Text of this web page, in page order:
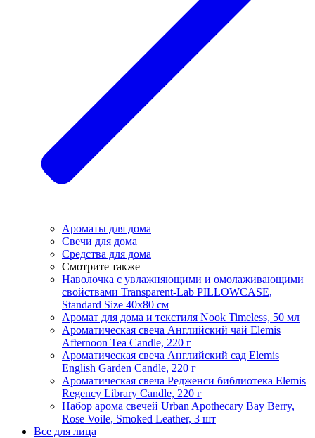
Ароматы для дома
Свечи для дома
Средства для дома
Смотрите также
Наволочка с увлажняющими и омолаживающими
свойствами Transparent-Lab PILLOWCASE,
Standard Size 40x80 см
Аромат для дома и текстиля Nook Timeless, 50 мл
Ароматическая свеча Английский чай Elemis
Afternoon Tea Candle, 220 г
Ароматическая свеча Английский сад Elemis
English Garden Candle, 220 г
Ароматическая свеча Редженси библиотека Elemis
Regency Library Candle, 220 г
Набор арома свечей Urban Apothecary Bay Berry,
Rose Voile, Smoked Leather, 3 шт
Все для лица